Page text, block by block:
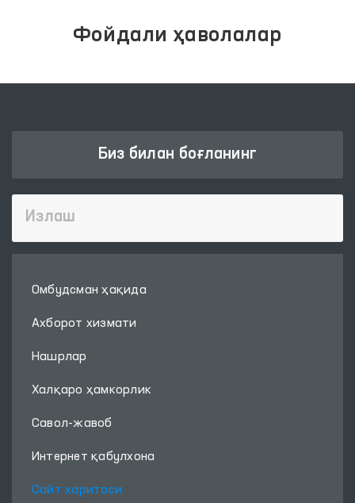
Фойдали ҳаволалар
Биз билан боғланинг
Омбудсман ҳақида
Ахборот хизмати
Нашрлар
Халқаро ҳамкорлик
Савол-жавоб
Интернет қабулхона
Сайт харитаси